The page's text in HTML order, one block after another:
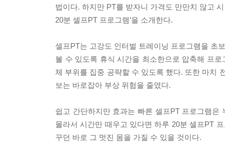
법이다. 하지만 PT를 받자니 가격도 만만치 않고
20분 셀프PT 프로그램’을 소개한다.
셀프PT는 고강도 인터벌 트레이닝 프로그램을 초
볼 수 있도록 휴식 시간을 최소한으로 압축해 프
체 부위를 집중 공략할 수 있도록 했다. 또한 마치
보는 바로잡아 부상 위험을 줄였다.
쉽고 간단하지만 효과는 빠른 셀프PT 프로그램
몰라서 시간만 때우고 있다면 하루 20분 셀프PT
꾸던 바로 그 멋진 몸을 가질 수 있을 것이다.